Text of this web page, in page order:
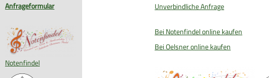
Anfrageformular
Notenfindel
Unverbindliche Anfrage
Bei Notenfindel online kaufen
Bei Oelsner online kaufen